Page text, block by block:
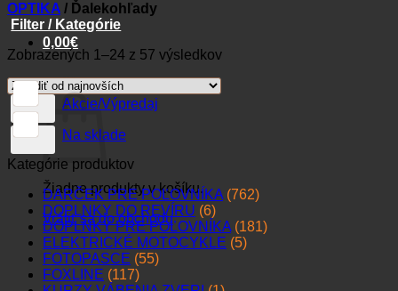
0,00€
Košík
Žiadne produkty v košíku.
Vrátiť sa do obchodu
OPTIKA / Ďalekohľady
Filter / Kategórie
Zobrazených 1–24 z 57 výsledkovZoradené
Akcie/Výpredaj
Na sklade
Kategórie produktov
DARČEK PRE POĽOVNÍKA (762)
DOPLNKY DO REVÍRU (6)
DOPLNKY PRE POĽOVNÍKA (181)
ELEKTRICKÉ MOTOCYKLE (5)
FOTOPASCE (55)
FOXLINE (117)